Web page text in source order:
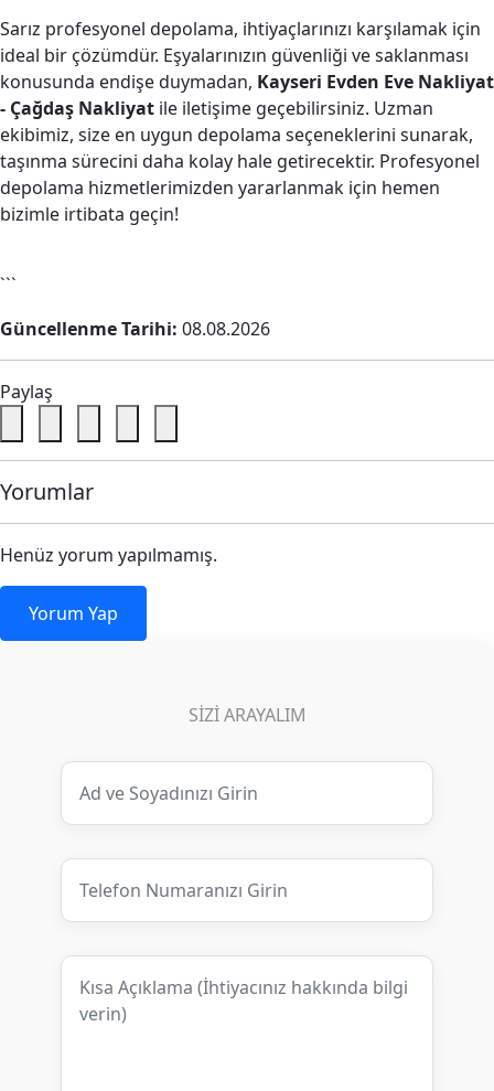
Sarız profesyonel depolama, ihtiyaçlarınızı karşılamak için
ideal bir çözümdür. Eşyalarınızın güvenliği ve saklanması
konusunda endişe duymadan, Kayseri Evden Eve Nakliyat
- Çağdaş Nakliyat ile iletişime geçebilirsiniz. Uzman
ekibimiz, size en uygun depolama seçeneklerini sunarak,
taşınma sürecini daha kolay hale getirecektir. Profesyonel
depolama hizmetlerimizden yararlanmak için hemen
bizimle irtibata geçin!
```
Güncellenme Tarihi: 08.08.2026
Paylaş
Yorumlar
Henüz yorum yapılmamış.
Yorum Yap
SIZI ARAYALIM